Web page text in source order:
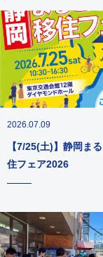
2026.07.09
【7/25(土)】静岡ま
住フェア2026